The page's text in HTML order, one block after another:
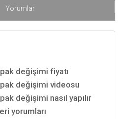
Yorumlar
değişimi fiyatı
değişimi videosu
değişimi nasıl yapılır
yorumları